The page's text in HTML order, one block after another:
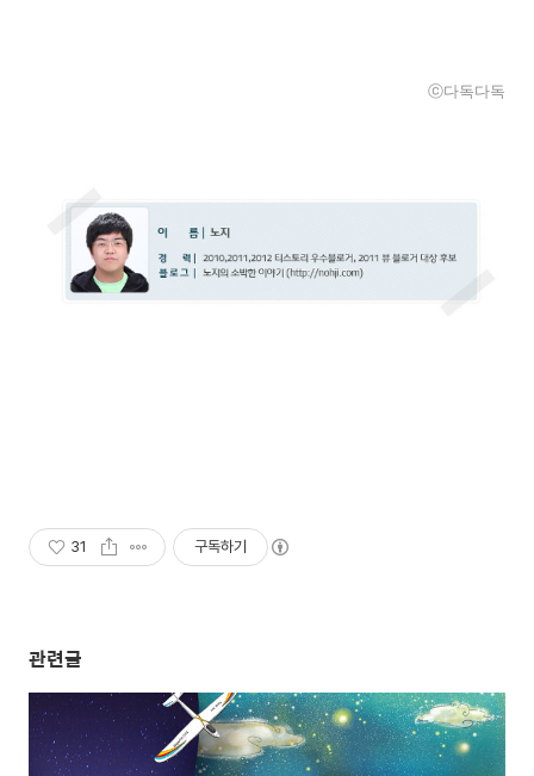
ⓒ다독다독
31 구독하기
관련글